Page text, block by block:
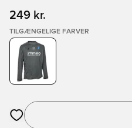
249 kr.
TILGÆNGELIGE FARVER
Åbner en Modal til at logge